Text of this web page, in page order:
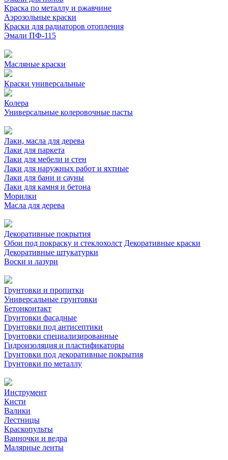
Краска по металлу и ржавчине
Аэрозольные краски
Краски для радиаторов отопления
Эмали ПФ-115
Масляные краски
Краски универсальные
Колера
Универсальные колеровочные пасты
Лаки, масла для дерева
Лаки для паркета
Лаки для мебели и стен
Лаки для наружных работ и яхтные
Лаки для бани и сауны
Лаки для камня и бетона
Морилки
Масла для дерева
Декоративные покрытия
Обои под покраску и стеклохолст Декоративные краски
Декоративные штукатурки
Воски и лазури
Грунтовки и пропитки
Универсальные грунтовки
Бетонконтакт
Грунтовки фасадные
Грунтовки под антисептики
Грунтовки специализированные
Гидроизоляция и пластификаторы
Грунтовки под декоративные покрытия
Грунтовки по металлу
Инструмент
Кисти
Валики
Лестницы
Краскопульты
Ванночки и ведра
Малярные ленты